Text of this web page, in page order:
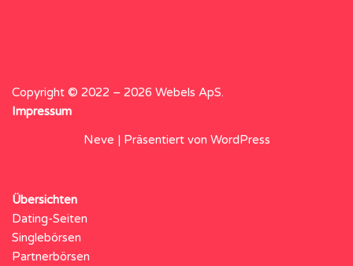
Copyright © 2022 – 2026 Webels ApS.
Impressum
Neve | Präsentiert von WordPress
Übersichten
Dating-Seiten
Singlebörsen
Partnerbörsen